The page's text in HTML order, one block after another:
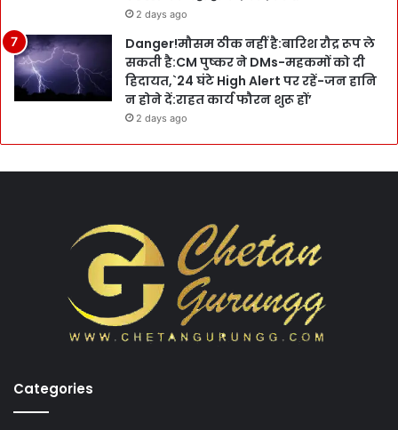
2 days ago
Danger!मौसम ठीक नहीं है:बारिश रौद्र रूप ले
सकती है:CM पुष्कर ने DMs-महकमों को दी
हिदायत,`24 घंटे High Alert पर रहें-जन हानि
न होने दें:राहत कार्य फौरन शुरू हों’
2 days ago
Categories